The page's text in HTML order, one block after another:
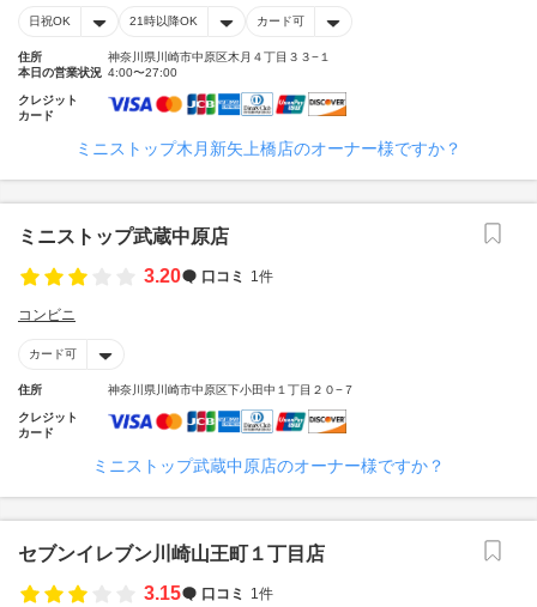
日祝OK 21時以降OK カード可
住所
神奈川県川崎市中原区木月４丁目３３−１
本日の営業状況 4:00〜27:00
クレジット
カード
ミニストップ木月新矢上橋店のオーナー様ですか？
ミニストップ武蔵中原店
3.20
口コミ 1件
コンビニ
カード可
住所 神奈川県川崎市中原区下小田中１丁目２０−７
クレジット
カード
ミニストップ武蔵中原店のオーナー様ですか？
セブンイレブン川崎山王町１丁目店
3.15
口コミ 1件